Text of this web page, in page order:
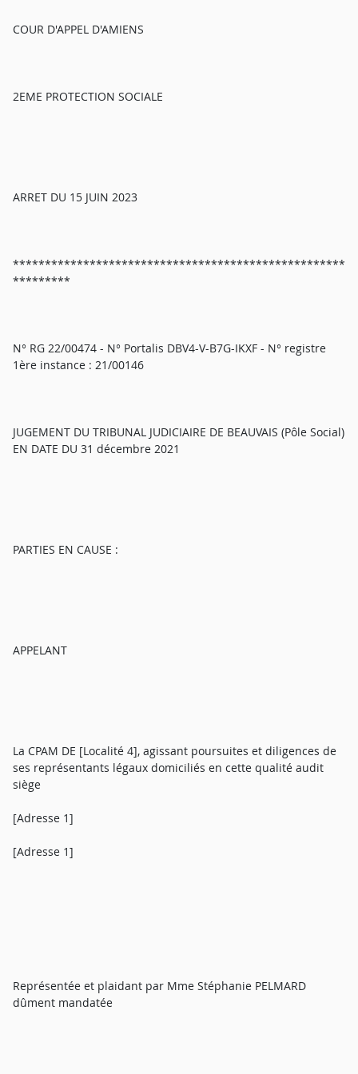
COUR D'APPEL D'AMIENS
2EME PROTECTION SOCIALE
ARRET DU 15 JUIN 2023
****************************************************
*********
N° RG 22/00474 - N° Portalis DBV4-V-B7G-IKXF - N° registre
1ère instance : 21/00146
JUGEMENT DU TRIBUNAL JUDICIAIRE DE BEAUVAIS (Pôle Social)
EN DATE DU 31 décembre 2021
PARTIES EN CAUSE :
APPELANT
La CPAM DE [Localité 4], agissant poursuites et diligences de
ses représentants légaux domiciliés en cette qualité audit
siège
[Adresse 1]
[Adresse 1]
Représentée et plaidant par Mme Stéphanie PELMARD
dûment mandatée